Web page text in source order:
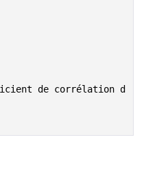
de corrélation d